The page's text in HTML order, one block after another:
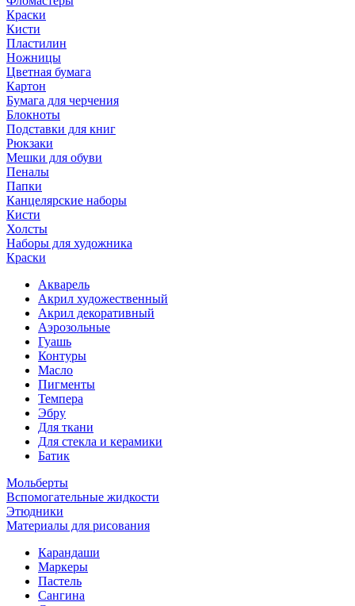
Краски
Кисти
Пластилин
Ножницы
Цветная бумага
Картон
Бумага для черчения
Блокноты
Подставки для книг
Рюкзаки
Мешки для обуви
Пеналы
Папки
Канцелярские наборы
Кисти
Холсты
Наборы для художника
Краски
Акварель
Акрил художественный
Акрил декоративный
Аэрозольные
Гуашь
Контуры
Масло
Пигменты
Темпера
Эбру
Для ткани
Для стекла и керамики
Батик
Мольберты
Вспомогательные жидкости
Этюдники
Материалы для рисования
Карандаши
Маркеры
Пастель
Сангина